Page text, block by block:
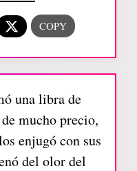
una libra de
mucho precio,
enjugó con sus
del olor del